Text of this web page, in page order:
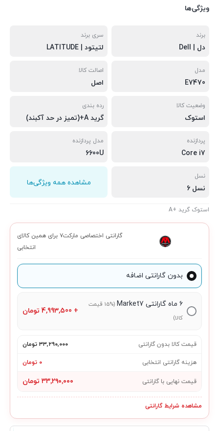
ویژگی‌ها
برند
دل | Dell
سری برند
لتیتود | LATITUDE
مدل
E7470
اصالت کالا
اصل
وضعیت کالا
استوک
رده بندی
گرید A+(تمیز در حد آکبند)
پردازنده
Core i7
مدل پردازنده
6600U
نسل
نسل 6
مشاهده همه ویژگی‌ها
استوک گرید +A
گارانتی اختصاصی مارکت۷ برای همین کالای
انتخابی
بدون گارانتی اضافه
۶ ماه گارانتی Market7
(15% قیمت
کالا)
+
4,993,500 تومان
قیمت کالا بدون گارانتی ۳۳٬۲۹۰٬۰۰۰ تومان
هزینه گارانتی انتخابی ۰ تومان
قیمت نهایی با گارانتی ۳۳٬۲۹۰٬۰۰۰ تومان
مشاهده شرایط گارانتی